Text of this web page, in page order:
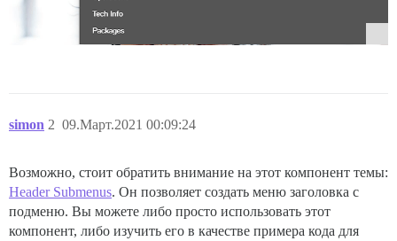
simon 09.Март.2021 00:09:24
2
Возможно, стоит обратить внимание на этот компонент темы:
Header Submenus. Он позволяет создать меню заголовка с
подменю. Вы можете либо просто использовать этот
компонент, либо изучить его в качестве примера кода для